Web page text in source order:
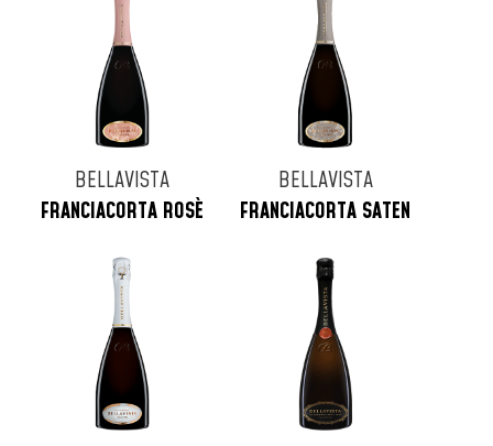
BELLAVISTA
FRANCIACORTA ROSÈ
BELLAVISTA
FRANCIACORTA SATEN